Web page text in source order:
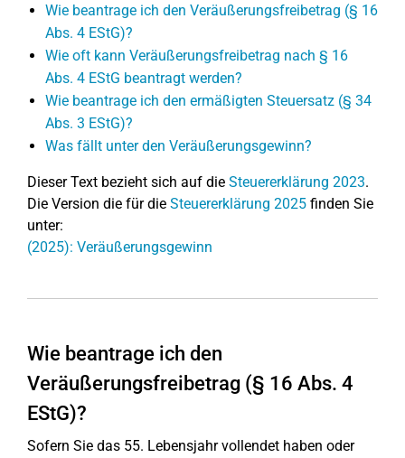
Wie beantrage ich den Veräußerungsfreibetrag (§ 16
Abs. 4 EStG)?
Wie oft kann Veräußerungsfreibetrag nach § 16
Abs. 4 EStG beantragt werden?
Wie beantrage ich den ermäßigten Steuersatz (§ 34
Abs. 3 EStG)?
Was fällt unter den Veräußerungsgewinn?
Dieser Text bezieht sich auf die Steuererklärung 2023.
Die Version die für die Steuererklärung 2025 finden Sie
unter:
(2025): Veräußerungsgewinn
Wie beantrage ich den
Veräußerungsfreibetrag (§ 16 Abs. 4
EStG)?
Sofern Sie das 55. Lebensjahr vollendet haben oder